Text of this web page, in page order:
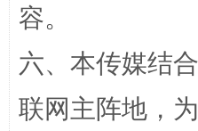
容。
六、本传媒结
联网主阵地，